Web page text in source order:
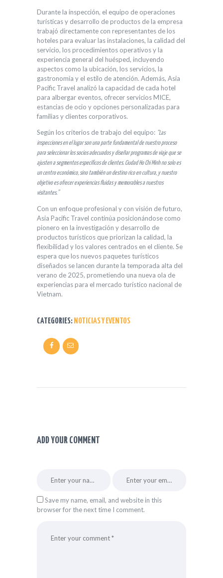
Durante la inspección, el equipo de operaciones
turísticas y desarrollo de productos de la empresa
trabajó directamente con representantes de los
hoteles para evaluar las instalaciones, la calidad del
servicio, los procedimientos operativos y la
experiencia general del huésped, incluyendo
aspectos como la ubicación, los servicios, la
gastronomía y el estilo de atención. Además, Asia
Pacific Travel analizó la capacidad de cada hotel
para albergar eventos, ofrecer servicios MICE,
estancias de ocio y opciones personalizadas para
familias y clientes corporativos.
Según los criterios de trabajo del equipo: “Las
inspecciones en el lugar son una parte fundamental de nuestro proceso
para seleccionar los socios adecuados y diseñar programas de viaje que se
ajusten a segmentos específicos de clientes. Ciudad Ho Chi Minh no solo es
un centro económico, sino también un destino rico en cultura, y nuestro
objetivo es ofrecer experiencias fluidas y memorables a nuestros
visitantes.”
Con un enfoque profesional y con visión de futuro,
Asia Pacific Travel continúa posicionándose como
pionero en la investigación y desarrollo de
productos turísticos que priorizan la calidad, la
flexibilidad y los valores centrados en el cliente. Se
espera que los nuevos paquetes turísticos
diseñados se lancen durante la temporada alta del
verano de 2025, prometiendo una nueva ola de
experiencias para el mercado turístico nacional de
Vietnam.
CATEGORIES: NOTICIAS Y EVENTOS
ADD YOUR COMMENT
Save my name, email, and website in this
browser for the next time I comment.